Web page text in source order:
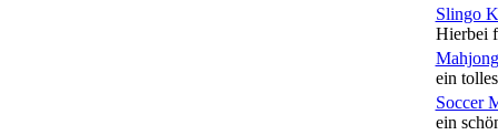
Slingo
Hierbei
ein
Soccer
ein